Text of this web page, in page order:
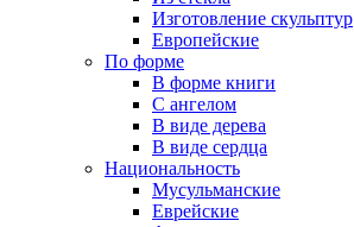
Изготовление скульптур
Европейские
По форме
В форме книги
С ангелом
В виде дерева
В виде сердца
Национальность
Мусульманские
Еврейские